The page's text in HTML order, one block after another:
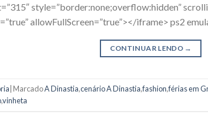
style=”border:none;overflow:hidden”
allowFullScreen=”true”></iframe> ps2
CONTINUAR LENDO →
MarcadoA Dinastia,cenário A Dinastia,fashion,férias em
,vinheta